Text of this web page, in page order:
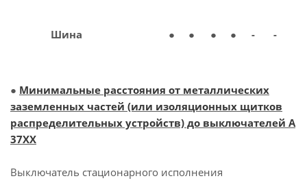
Шина ● ● ● ● - -
● Минимальные расстояния от металлических
заземленных частей (или изоляционных щитков
распределительных устройств) до выключателей А
37ХХ
Выключатель стационарного исполнения